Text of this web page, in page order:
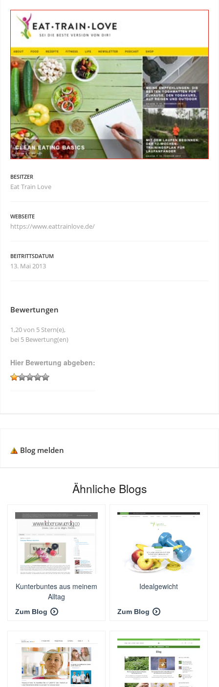
BESITZER
Eat Train Love
WEBSEITE
https://www.eattrainlove.de/
BEITRITTSDATUM
13. Mai 2013
Bewertungen
1,20 von 5 Stern(e),
bei 5 Bewertung(en)
Hier Bewertung abgeben:
Blog melden
Ähnliche Blogs
Kunterbuntes aus meinem
Alltag
Zum Blog
Idealgewicht
Zum Blog